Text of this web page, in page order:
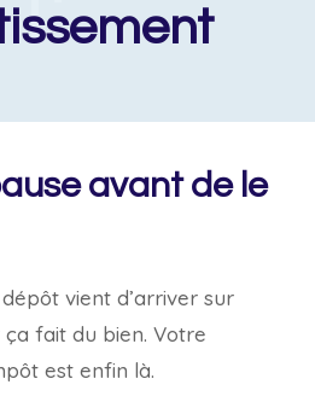
avant de le
vient d’arriver sur
fait du bien. Votre
est enfin là.